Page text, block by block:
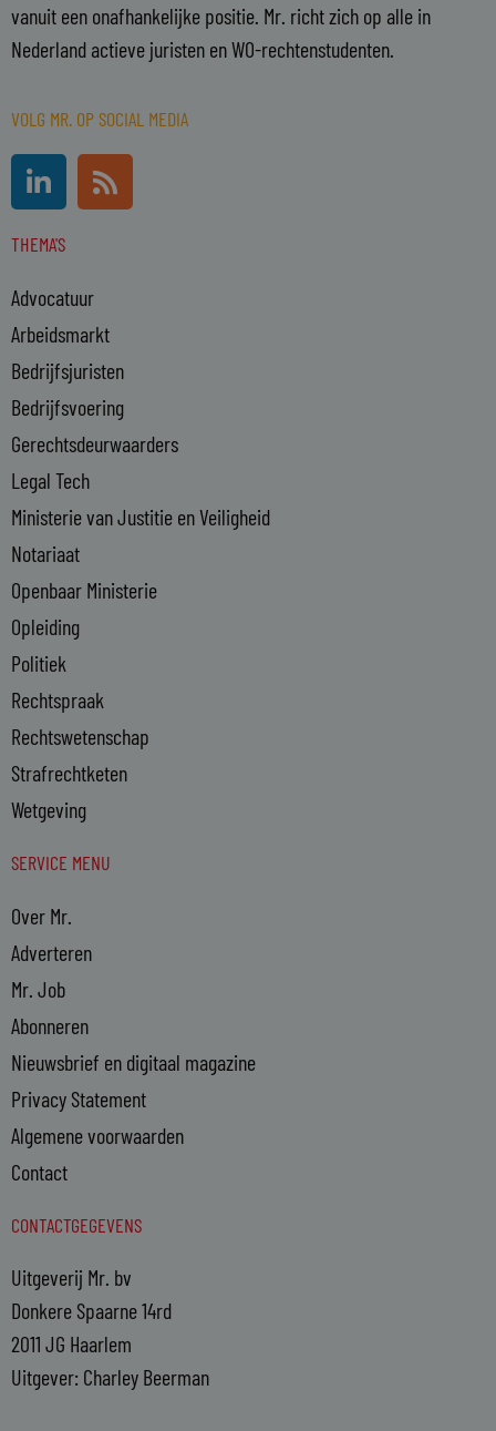
vanuit een onafhankelijke positie. Mr. richt zich op alle in
Nederland actieve juristen en WO-rechtenstudenten.
VOLG MR. OP SOCIAL MEDIA
L
i
k
d
i
n
-
i
n
R
s
THEMA'S
Advocatuur
Arbeidsmarkt
Bedrijfsjuristen
Bedrijfsvoering
Gerechtsdeurwaarders
Legal Tech
Ministerie van Justitie en Veiligheid
Notariaat
Openbaar Ministerie
Opleiding
Politiek
Rechtspraak
Rechtswetenschap
Strafrechtketen
Wetgeving
SERVICE MENU
Over Mr.
Adverteren
Mr. Job
Abonneren
Nieuwsbrief en digitaal magazine
Privacy Statement
Algemene voorwaarden
Contact
CONTACTGEGEVENS
Uitgeverij Mr. bv
Donkere Spaarne 14rd
2011 JG Haarlem
Uitgever: Charley Beerman